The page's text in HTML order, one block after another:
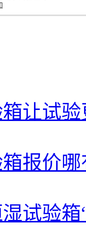
让试
报价
试验